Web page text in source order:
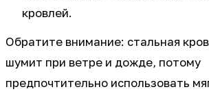
кровлей.
Обратите внимание: стальная
шумит при ветре и дожде, потому
предпочтительно использовать